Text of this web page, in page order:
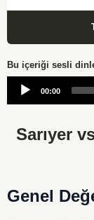
Bu içeriği sesli
Audio
00:00
Sarıyer
Genel